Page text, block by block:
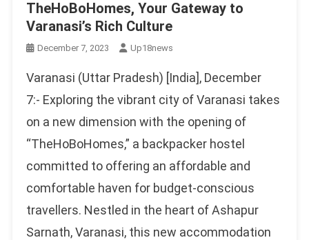
TheHoBoHomes, Your Gateway to
Varanasi’s Rich Culture
December 7, 2023 Up18news
Varanasi (Uttar Pradesh) [India], December
7:- Exploring the vibrant city of Varanasi takes
on a new dimension with the opening of
“TheHoBoHomes,” a backpacker hostel
committed to offering an affordable and
comfortable haven for budget-conscious
travellers. Nestled in the heart of Ashapur
Sarnath, Varanasi, this new accommodation